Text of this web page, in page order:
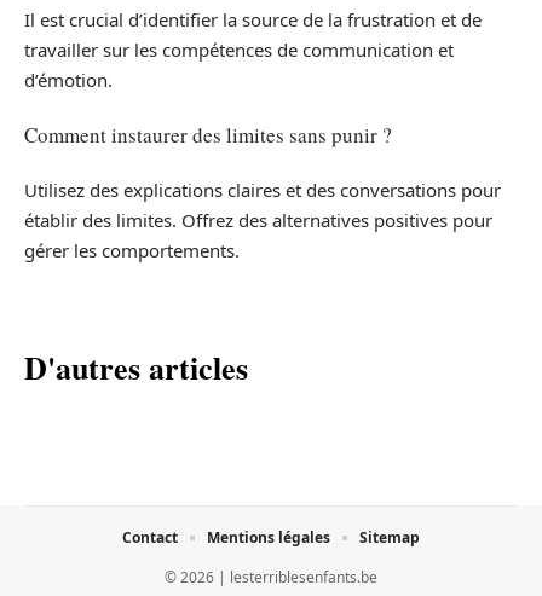
Il est crucial d’identifier la source de la frustration et de
travailler sur les compétences de communication et
d’émotion.
Comment instaurer des limites sans punir ?
Utilisez des explications claires et des conversations pour
établir des limites. Offrez des alternatives positives pour
gérer les comportements.
D'autres articles
© 2026 | lesterriblesenfants.be
Contact Mentions légales Sitemap